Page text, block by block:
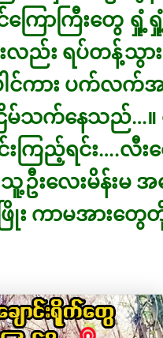
ောကြီးတွေ ရှုံ့ရှုံ့
းလည်း ရပ်တန့်သွ
ါင်ကား ပက်လက်အ
ြိမ်သက်နေသည်…။
းကြည့်ရင်း….လီး
ဦးလေးမိန်းမ အ
ြိုး ကာမအားတွေ